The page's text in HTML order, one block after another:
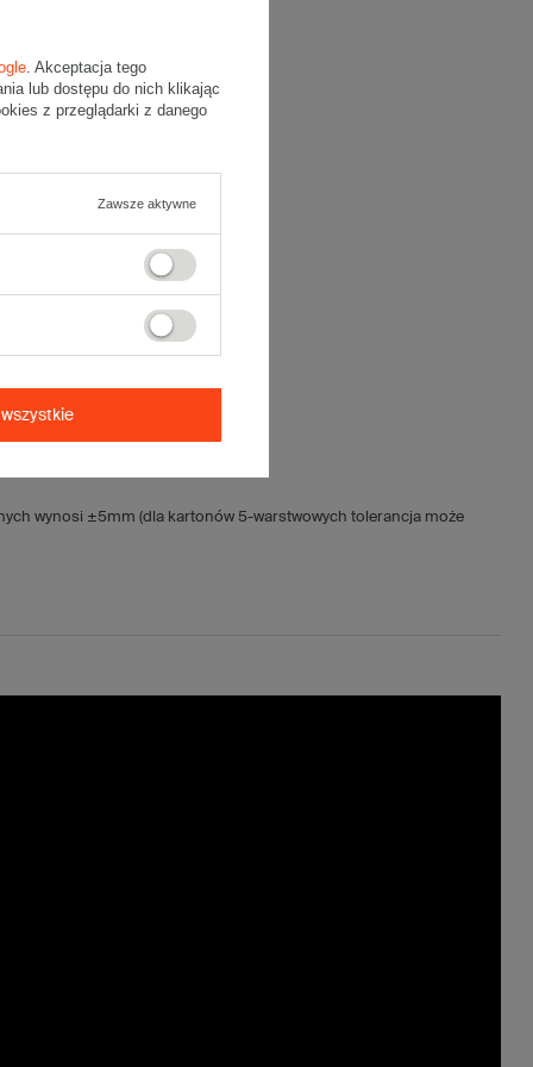
wynosi ±5mm (dla kartonów 5-warstwowych tolerancja może
. Akceptacja tego
lub dostępu do nich klikając
z przeglądarki z danego
Zawsze aktywne